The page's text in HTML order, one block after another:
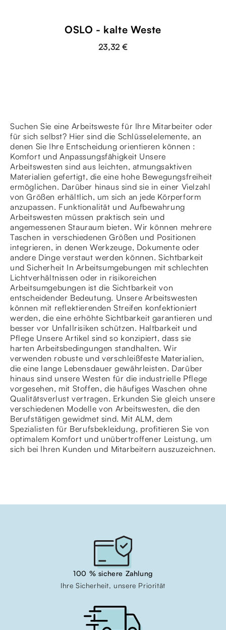
OSLO - kalte Weste
23,32 €
Suchen Sie eine Arbeitsweste für Ihre Mitarbeiter oder
für sich selbst? Hier sind die Schlüsselelemente, an
denen Sie Ihre Entscheidung orientieren können :
Komfort und Anpassungsfähigkeit Unsere
Arbeitswesten sind aus leichten, atmungsaktiven
Materialien gefertigt, die eine hohe Bewegungsfreiheit
ermöglichen. Darüber hinaus sind sie in einer Vielzahl
von Größen erhältlich, um sich an jede Körperform
anzupassen. Funktionalität und Aufbewahrung
Arbeitswesten müssen praktisch sein und
angemessenen Stauraum bieten. Wir können mehrere
Taschen in verschiedenen Größen und Positionen
integrieren, in denen Werkzeuge, Dokumente oder
andere Dinge verstaut werden können. Sichtbarkeit
und Sicherheit In Arbeitsumgebungen mit schlechten
Lichtverhältnissen oder in risikoreichen
Arbeitsumgebungen ist die Sichtbarkeit von
entscheidender Bedeutung. Unsere Arbeitswesten
können mit reflektierenden Streifen konfektioniert
werden, die eine erhöhte Sichtbarkeit garantieren und
besser vor Unfallrisiken schützen. Haltbarkeit und
Pflege Unsere Artikel sind so konzipiert, dass sie
harten Arbeitsbedingungen standhalten. Wir
verwenden robuste und verschleißfeste Materialien,
die eine lange Lebensdauer gewährleisten. Darüber
hinaus sind unsere Westen für die industrielle Pflege
vorgesehen, mit Stoffen, die häufiges Waschen ohne
Qualitätsverlust vertragen. Erkunden Sie gleich unsere
verschiedenen Modelle von Arbeitswesten, die den
Berufstätigen gewidmet sind. Mit ALM, dem
Spezialisten für Berufsbekleidung, profitieren Sie von
optimalem Komfort und unübertroffener Leistung, um
sich bei Ihren Kunden und Mitarbeitern auszuzeichnen.
100 % sichere Zahlung
Ihre Sicherheit, unsere Priorität